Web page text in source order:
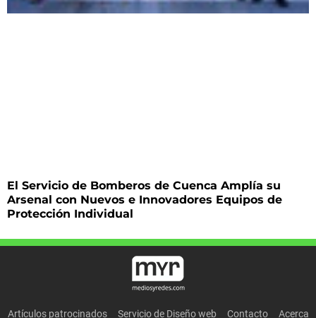
El Servicio de Bomberos de Cuenca Amplía su
Arsenal con Nuevos e Innovadores Equipos de
Protección Individual
Artículos patrocinados Servicio de Diseño web Contacto Acerca